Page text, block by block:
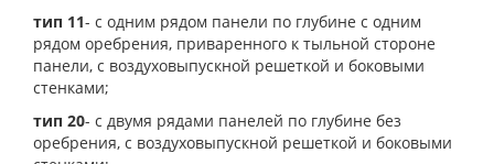
тип 11- с одним рядом панели по глубине с одним
рядом оребрения, приваренного к тыльной стороне
панели, с воздуховыпускной решеткой и боковыми
стенками;
тип 20- с двумя рядами панелей по глубине без
оребрения, с воздуховыпускной решеткой и боковыми